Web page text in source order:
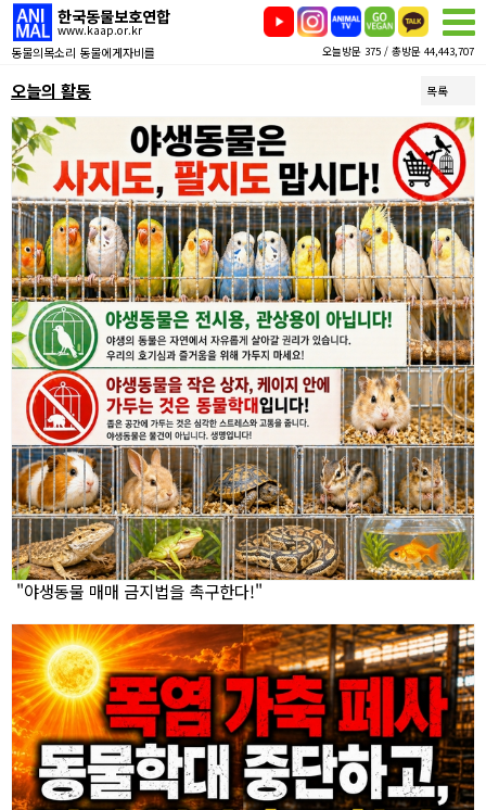
한국동물보호연합
www.kaap.or.kr
동물의목소리 동물에게자비를 오늘방문 375 / 총방문 44,443,707
오늘의 활동 목록
"야생동물 매매 금지법을 촉구한다!"